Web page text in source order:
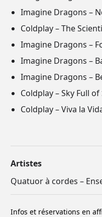
Imagine Dragons –
Coldplay – The
Imagine Dragons –
Imagine Dragons –
Imagine Dragons –
Coldplay – Sky Full of
Coldplay – Viva la
Artistes
Quatuor à cordes –
Infos et réservations en